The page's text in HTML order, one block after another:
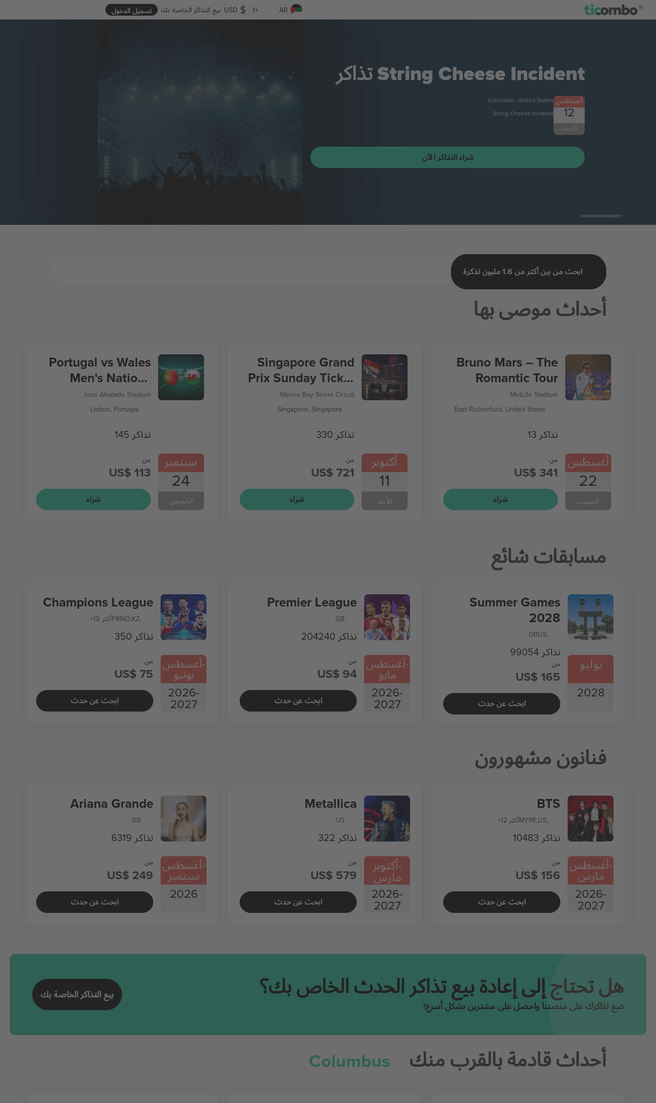
AR
+1
USD تسجيل الدخول بيع التذاكر الخاصة بك
String Cheese Incidentتذاكر
أغسطس
12
الأربعاء
Columbus, United States
String Cheese Incident
شراء التذاكر الآن
ابحث من بين أكثر من 1.6 مليون تذكرة
أحداث موصى بها
سبتمبر
24
الخميس
Portugal vs Wales
Men's Nations
League
José Alvalade Stadium
Lisbon, Portugal
145 تذاكر
من
US$ 113
شراء
أكتوبر
11
الأحد
Singapore Grand
Prix Sunday Ticket
Formula 1
Marina Bay Street Circuit
Singapore, Singapore
330 تذاكر
من
US$ 721
شراء
أغسطس
22
السبت
Bruno Mars – The
Romantic Tour
MetLife Stadium
East Rutherford, United States
13 تذاكر
من
US$ 341
شراء
مسابقات شائع
أغسطس-
يونيو
2026-
2027
Champions League
KZ,
NO,
FR+10 أكثر
350 تذاكر
من
US$ 75
ابحث عن حدث
أغسطس-
مايو
2026-
2027
Premier League
GB
204240 تذاكر
من
US$ 94
ابحث عن حدث
يوليو
2028
Summer Games
2028
US,
GB
99054 تذاكر
من
US$ 165
ابحث عن حدث
فنانون مشهورون
أغسطس-
سبتمبر
2026
Ariana Grande
GB
6319 تذاكر
من
US$ 249
ابحث عن حدث
أكتوبر-
مارس
2026-
2027
Metallica
US
322 تذاكر
من
US$ 579
ابحث عن حدث
أغسطس-
مارس
2026-
2027
BTS
US,
PE,
MY+12 أكثر
10483 تذاكر
من
US$ 156
ابحث عن حدث
هل تحتاج إلى إعادة بيع تذاكر الحدث الخاص بك؟
ضع تذاكرك على منصتنا واحصل على مشترين بشكل أسرع!
بيع التذاكر الخاصة بك
أحداث قادمة بالقرب منك Columbus